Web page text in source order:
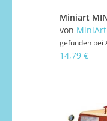
von MiniArt
gefunden bei
14,79 €